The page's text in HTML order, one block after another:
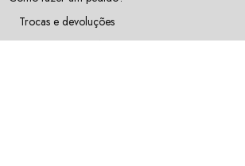
Trocas e devoluções
Doações e patrocínios